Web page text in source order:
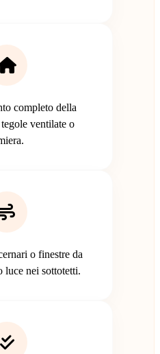
completo della
ventilate o
o finestre da
luce nei sottotetti.